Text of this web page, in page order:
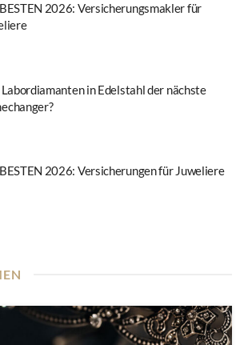
2026: Versicherungsmakler für
Labordiamanten in Edelstahl der nächste
2026: Versicherungen für Juweliere